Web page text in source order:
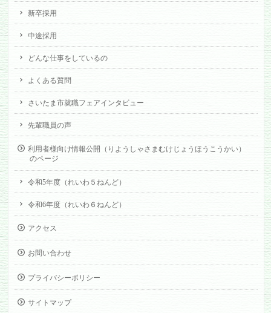
新卒採用
中途採用
どんな仕事をしているの
よくある質問
さいたま市就職フェアインタビュー
先輩職員の声
利用者様向け情報公開（りようしゃさまむけじょうほうこうかい）
のページ
令和5年度（れいわ５ねんど）
令和6年度（れいわ６ねんど）
アクセス
お問い合わせ
プライバシーポリシー
サイトマップ